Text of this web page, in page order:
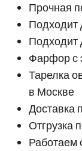
Прочная
Подходит
Фарфор с
Тарелка
в Москве
Доставка
Отгрузка
Работаем